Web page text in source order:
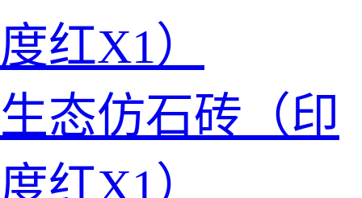
生态仿石砖（印
度红X1）